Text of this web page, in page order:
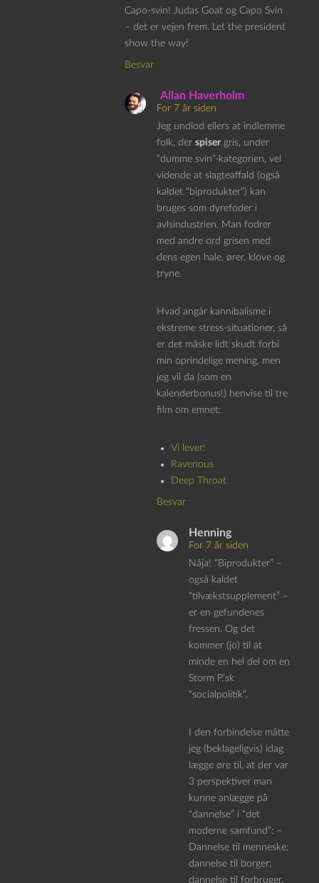
Capo-svin! Judas Goat og Capo Svin
– det er vejen frem. Let the president
show the way!
Besvar
Allan Haverholm
For 7 år siden
Jeg undlod ellers at indlemme
folk, der spiser gris, under
“dumme svin”-kategorien, vel
vidende at slagteaffald (også
kaldet “biprodukter”) kan
bruges som dyrefoder i
avlsindustrien. Man fodrer
med andre ord grisen med
dens egen hale, ører, klove og
tryne.
Hvad angår kannibalisme i
ekstreme stress-situationer, så
er det måske lidt skudt forbi
min oprindelige mening, men
jeg vil da (som en
kalenderbonus!) henvise til tre
film om emnet:
Vi lever!
Ravenous
Deep Throat
Besvar
Henning
For 7 år siden
Nåja! “Biprodukter” –
også kaldet
“tilvækstsupplement” –
er en gefundenes
fressen. Og det
kommer (jo) til at
minde en hel del om en
Storm P.’sk
“socialpolitik”.
I den forbindelse måtte
jeg (beklageligvis) idag
lægge øre til, at der var
3 perspektiver man
kunne anlægge på
“dannelse” i “det
moderne samfund”: –
Dannelse til menneske;
dannelse til borger;
dannelse til forbruger.